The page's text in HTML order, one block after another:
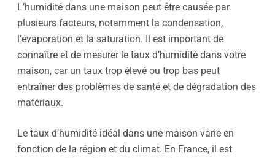
L’humidité dans une maison peut être causée par
plusieurs facteurs, notamment la condensation,
l’évaporation et la saturation. Il est important de
connaître et de mesurer le taux d’humidité dans votre
maison, car un taux trop élevé ou trop bas peut
entraîner des problèmes de santé et de dégradation des
matériaux.
Le taux d’humidité idéal dans une maison varie en
fonction de la région et du climat. En France, il est